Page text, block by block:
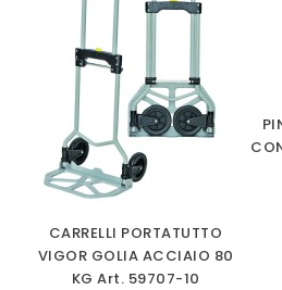
CARRELLI PORTATUTTO
VIGOR GOLIA ACCIAIO 80
KG Art. 59707-10